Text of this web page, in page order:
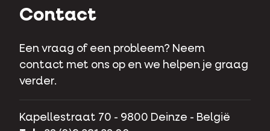
Contact
Een vraag of een probleem? Neem
contact met ons op en we helpen je graag
verder.
Kapellestraat 70 - 9800 Deinze - België